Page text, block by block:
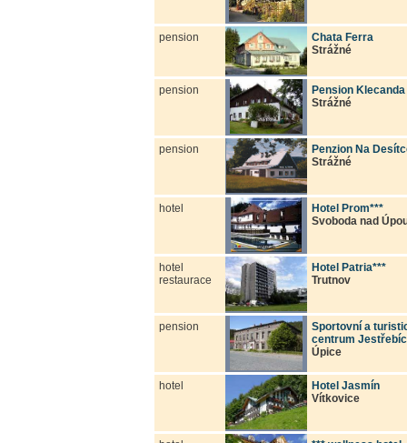
pension
Chata Ferra
Strážné
pension
Pension Klecanda
Strážné
pension
Penzion Na
Strážné
hotel
Hotel Prom***
Svoboda nad
hotel
restaurace
Hotel Patria***
Trutnov
pension
Sportovní a
centrum
Úpice
hotel
Hotel Jasmín
Vítkovice